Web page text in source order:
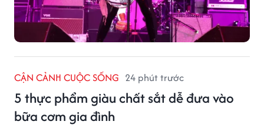
CẬN CẢNH CUỘC SỐNG 24 phút trước
5 thực phẩm giàu chất sắt dễ đưa vào
bữa cơm gia đình